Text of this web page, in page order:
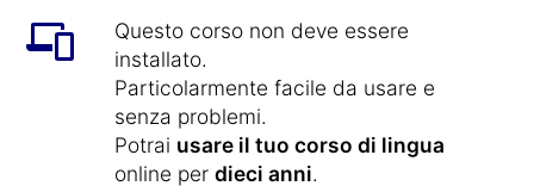
Questo corso non deve essere
installato.
Particolarmente facile da usare e
senza problemi.
Potrai usare il tuo corso di lingua
online per dieci anni.